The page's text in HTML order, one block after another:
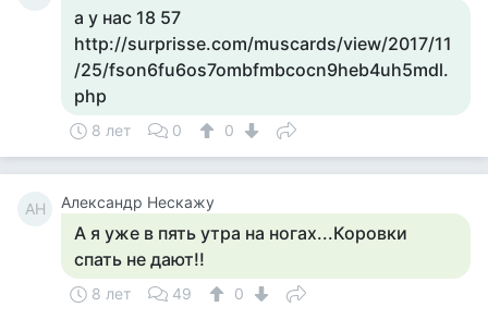
а у нас 18 57
http://surprisse.com/muscards/view/2017/11
/25/fson6fu6os7ombfmbcocn9heb4uh5mdl.
php
8 лет 0 0
АН Александр Нескажу
А я уже в пять утра на ногах...Коровки
спать не дают!!
8 лет 49
0